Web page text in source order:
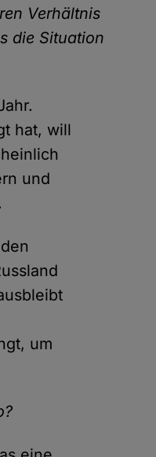
Verhältnis
die Situation
hat, will
und
um